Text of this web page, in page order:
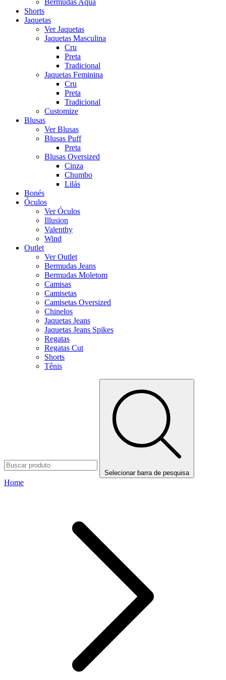
Bermudas Aqua
Shorts
Jaquetas
Ver Jaquetas
Jaquetas Masculina
Cru
Preta
Tradicional
Jaquetas Feminina
Cru
Preta
Tradicional
Customize
Blusas
Ver Blusas
Blusas Puff
Preta
Blusas Oversized
Cinza
Chumbo
Lilás
Bonés
Óculos
Ver Óculos
Illusion
Valenthy
Wind
Outlet
Ver Outlet
Bermudas Jeans
Bermudas Moletom
Camisas
Camisetas
Camisetas Oversized
Chinelos
Jaquetas Jeans
Jaquetas Jeans Spikes
Regatas
Regatas Cut
Shorts
Tênis
Selecionar barra de pesquisa
Home